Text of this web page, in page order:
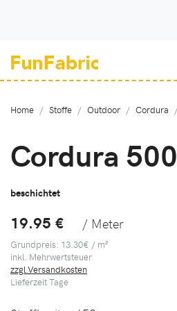
Home Stoffe Outdoor Cordura
Cordura 500
beschichtet
19.95 € / Meter
Grundpreis: 13.30€ / m²
inkl. Mehrwertsteuer
zzgl.Versandkosten
LieferzeitTage